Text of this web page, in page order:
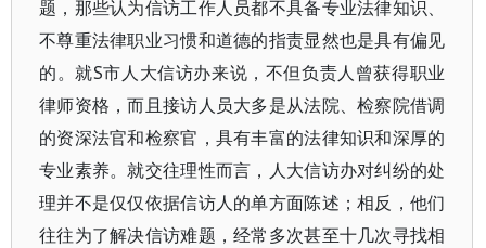
题，那些认为信访工作人员都不具备专业法律知识、
不尊重法律职业习惯和道德的指责显然也是具有偏见
的。就S市人大信访办来说，不但负责人曾获得职业
律师资格，而且接访人员大多是从法院、检察院借调
的资深法官和检察官，具有丰富的法律知识和深厚的
专业素养。就交往理性而言，人大信访办对纠纷的处
理并不是仅仅依据信访人的单方面陈述；相反，他们
往往为了解决信访难题，经常多次甚至十几次寻找相